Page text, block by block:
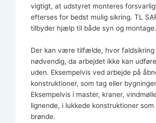
vigtigt, at udstyret monteres
efterses for bedst mulig sikring. TL
tilbyder hjælp til både syn og montage.
Der kan være tilfælde, hvor faldsikring
nødvendig, da arbejdet ikke kan
uden. Eksempelvis ved arbejde på
konstruktioner, som tag eller
Eksempelvis i master, kraner,
lignende, i lukkede konstruktioner som
brønde.